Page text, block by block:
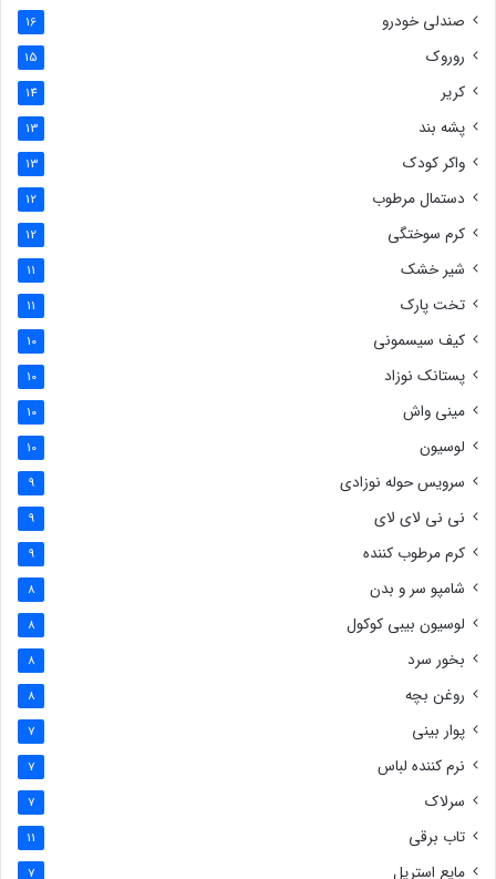
صندلی خودرو 16
روروک 15
کریر 14
پشه بند 13
واکر کودک 13
دستمال مرطوب 12
کرم سوختگی 12
شیر خشک 11
تخت پارک 11
کیف سیسمونی 10
پستانک نوزاد 10
مینی واش 10
لوسیون 10
سرویس حوله نوزادی 9
نی نی لای لای 9
کرم مرطوب کننده 9
شامپو سر و بدن 8
لوسیون بیبی کوکول 8
بخور سرد 8
روغن بچه 8
پوار بینی 7
نرم کننده لباس 7
سرلاک 7
تاب برقی 11
مایع استریل 7